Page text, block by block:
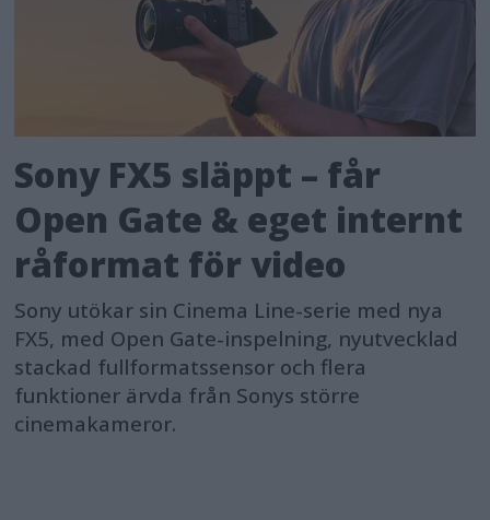
Sony FX5 släppt – får
Open Gate & eget internt
råformat för video
Sony utökar sin Cinema Line-serie med nya
FX5, med Open Gate-inspelning, nyutvecklad
stackad fullformatssensor och flera
funktioner ärvda från Sonys större
cinemakameror.